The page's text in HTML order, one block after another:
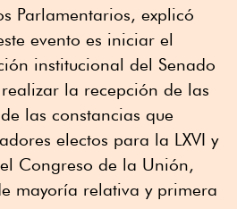
Parlamentarios, explicó
evento es iniciar el
institucional del Senado
la recepción de las
las constancias que
electos para la LXVI y
Congreso de la Unión,
mayoría relativa y primera